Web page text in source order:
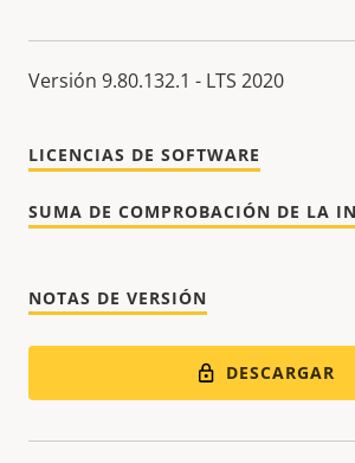
Versión 9.80.132.1 - LTS 2020
LICENCIAS DE SOFTWARE
SUMA DE COMPROBACIÓN DE LA
NOTAS DE VERSIÓN
DESCARGAR